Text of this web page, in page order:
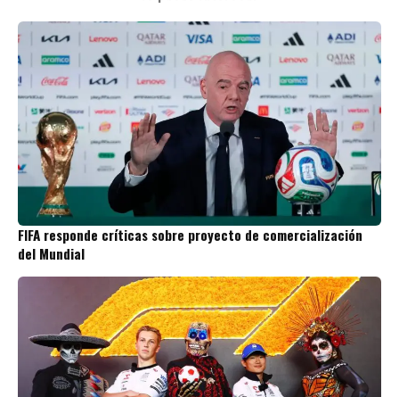
FIFA responde críticas sobre proyecto de comercialización
del Mundial